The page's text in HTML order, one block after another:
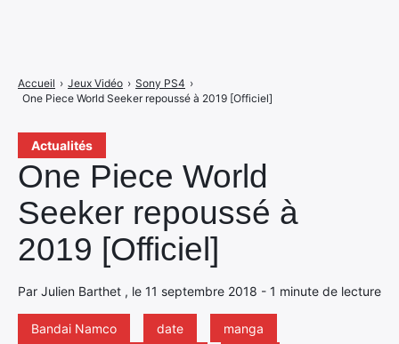
Actualités
One Piece World
Seeker repoussé à
2019 [Officiel]
Par Julien Barthet , le 11 septembre 2018 - 1 minute de lecture
Bandai Namco date
manga
Accueil › Jeux Vidéo › Sony PS4 ›
One Piece World Seeker repoussé à 2019 [Officiel]